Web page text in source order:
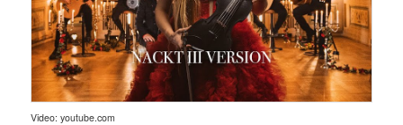
Video: youtube.com